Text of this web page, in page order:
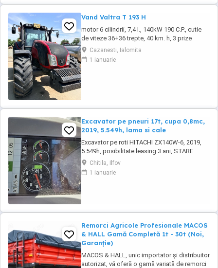
Polonia ...
Vand Valtra T 193 H
motor 6 cilindrii, 7,4 l., 140kW 190 C.P., cutie
de viteze 36+36 trepte, 40 km. h, 3 prize
hidraulice, 650 65 r 42 spate, 540 65 r 30,
6.240 ore, an 2013, TVA inclus în preț.
Cazanesti, Ialomita
1 ianuarie
Excavator pe pneuri 17t, cupa 0,8mc,
2019, 5.549h, lama si cale
Excavator pe roti HITACHI ZX140W-6, 2019,
5.549h, posibilitate leasing 3 ani, STARE
FOARTE BUNA. Se poate vedea si proba in
Chitila , sos de Centura Bucuresti la UTIROM
INVEST SRL
Chitila, Ilfov
1 ianuarie
Remorci Agricole Profesionale MACOS
& HALL Gamă Completă 1t - 30t (Noi,
Garanție)
MACOS & HALL, unic importator și distribuitor
autorizat, vă oferă o gamă variată de remorci